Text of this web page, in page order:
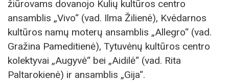
žiūrovams dovanojo Kulių kultūros centro
ansamblis „Vivo“ (vad. Ilma Žilienė), Kvėdarnos
kultūros namų moterų ansamblis „Allegro“ (vad.
Gražina Pameditienė), Tytuvėnų kultūros centro
kolektyvai „Augyvė“ bei „Aidilė“ (vad. Rita
Paltarokienė) ir ansamblis „Gija“.